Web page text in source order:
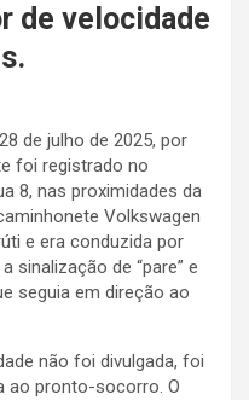
de velocidade
de julho de 2025, por
foi registrado no
8, nas proximidades da
Volkswagen
e era conduzida por
sinalização de “pare” e
seguia em direção ao
não foi divulgada, foi
ao pronto-socorro. O